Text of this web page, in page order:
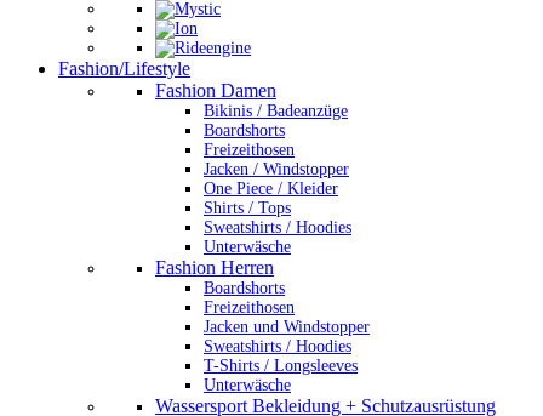
Fashion/Lifestyle
Fashion Damen
Bikinis / Badeanzüge
Boardshorts
Freizeithosen
Jacken / Windstopper
One Piece / Kleider
Shirts / Tops
Sweatshirts / Hoodies
Unterwäsche
Fashion Herren
Boardshorts
Freizeithosen
Jacken und Windstopper
Sweatshirts / Hoodies
T-Shirts / Longsleeves
Unterwäsche
Wassersport Bekleidung + Schutzausrüstung